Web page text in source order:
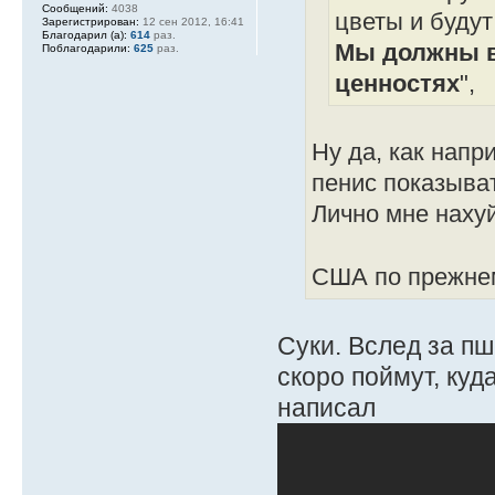
цветы и
Мы должны
ценностях",
Ну да, как
пенис
Лично мне
США по
Суки. Вслед за
скоро поймут,
написал
Сообщений: 4038
Зарегистрирован: 12 сен 2012, 16:41
Благодарил (а): 614 раз.
Поблагодарили: 625 раз.